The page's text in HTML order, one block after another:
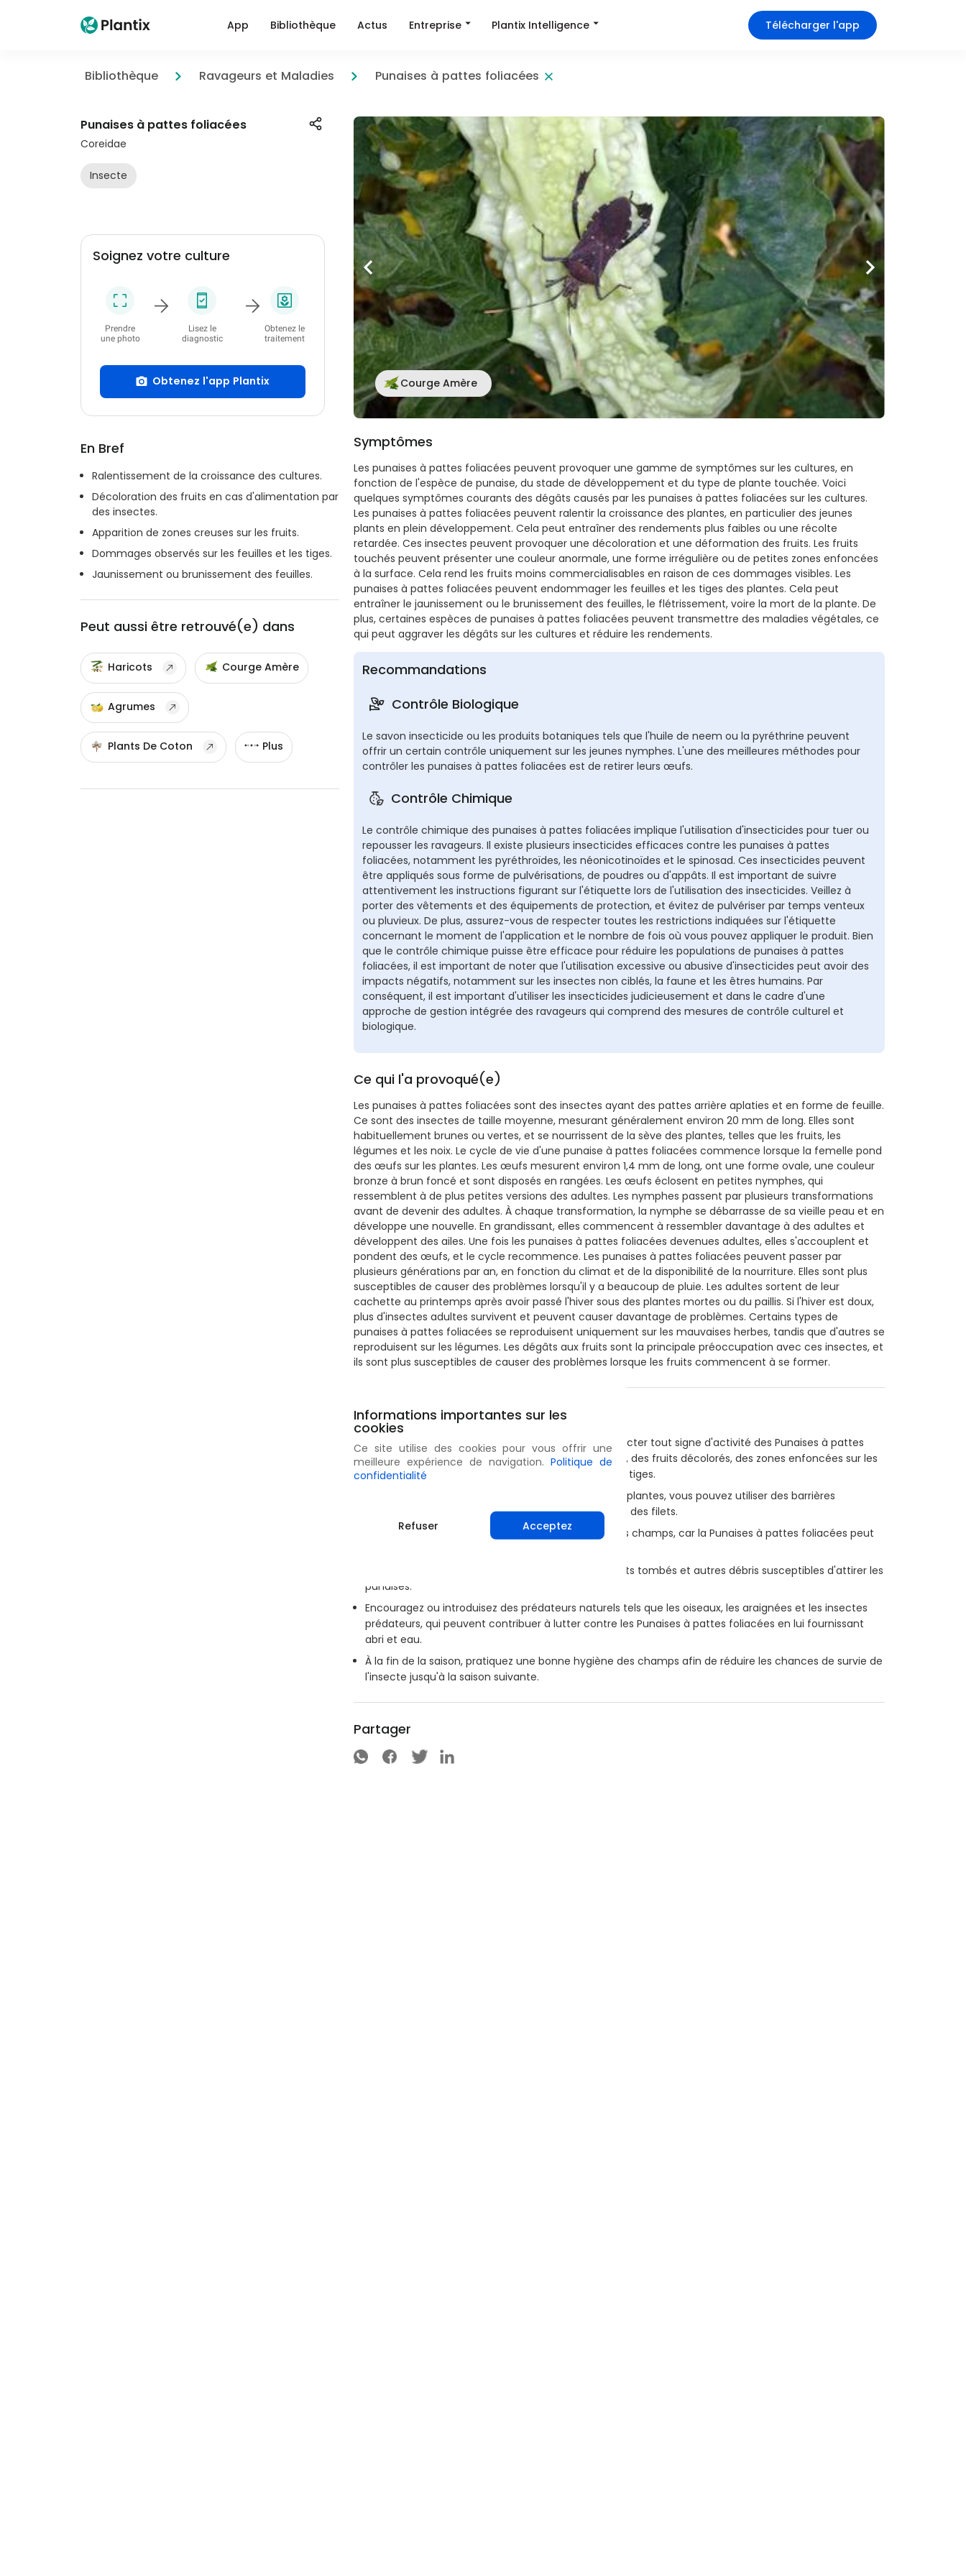
App Bibliothèque Actus Entreprise Plantix Intelligence Télécharger l'app
Bibliothèque Ravageurs et Maladies Punaises à pattes foliacées
Punaises à pattes foliacées
Coreidae
Insecte
Soignez votre culture
Prendre
une photo
Lisez le
diagnostic
Obtenez le
traitement
Obtenez l'app Plantix
En Bref
Ralentissement de la croissance des cultures.
Décoloration des fruits en cas d'alimentation par
des insectes.
Apparition de zones creuses sur les fruits.
Dommages observés sur les feuilles et les tiges.
Jaunissement ou brunissement des feuilles.
Peut aussi être retrouvé(e) dans
Haricots Courge Amère
Agrumes
Plants De Coton Plus
Courge Amère
Symptômes
Les punaises à pattes foliacées peuvent provoquer une gamme de symptômes sur les cultures, en
fonction de l'espèce de punaise, du stade de développement et du type de plante touchée. Voici
quelques symptômes courants des dégâts causés par les punaises à pattes foliacées sur les cultures.
Les punaises à pattes foliacées peuvent ralentir la croissance des plantes, en particulier des jeunes
plants en plein développement. Cela peut entraîner des rendements plus faibles ou une récolte
retardée. Ces insectes peuvent provoquer une décoloration et une déformation des fruits. Les fruits
touchés peuvent présenter une couleur anormale, une forme irrégulière ou de petites zones enfoncées
à la surface. Cela rend les fruits moins commercialisables en raison de ces dommages visibles. Les
punaises à pattes foliacées peuvent endommager les feuilles et les tiges des plantes. Cela peut
entraîner le jaunissement ou le brunissement des feuilles, le flétrissement, voire la mort de la plante. De
plus, certaines espèces de punaises à pattes foliacées peuvent transmettre des maladies végétales, ce
qui peut aggraver les dégâts sur les cultures et réduire les rendements.
Recommandations
Contrôle Biologique
Le savon insecticide ou les produits botaniques tels que l'huile de neem ou la pyréthrine peuvent
offrir un certain contrôle uniquement sur les jeunes nymphes. L'une des meilleures méthodes pour
contrôler les punaises à pattes foliacées est de retirer leurs œufs.
Contrôle Chimique
Le contrôle chimique des punaises à pattes foliacées implique l'utilisation d'insecticides pour tuer ou
repousser les ravageurs. Il existe plusieurs insecticides efficaces contre les punaises à pattes
foliacées, notamment les pyréthroïdes, les néonicotinoïdes et le spinosad. Ces insecticides peuvent
être appliqués sous forme de pulvérisations, de poudres ou d'appâts. Il est important de suivre
attentivement les instructions figurant sur l'étiquette lors de l'utilisation des insecticides. Veillez à
porter des vêtements et des équipements de protection, et évitez de pulvériser par temps venteux
ou pluvieux. De plus, assurez-vous de respecter toutes les restrictions indiquées sur l'étiquette
concernant le moment de l'application et le nombre de fois où vous pouvez appliquer le produit. Bien
que le contrôle chimique puisse être efficace pour réduire les populations de punaises à pattes
foliacées, il est important de noter que l'utilisation excessive ou abusive d'insecticides peut avoir des
impacts négatifs, notamment sur les insectes non ciblés, la faune et les êtres humains. Par
conséquent, il est important d'utiliser les insecticides judicieusement et dans le cadre d'une
approche de gestion intégrée des ravageurs qui comprend des mesures de contrôle culturel et
biologique.
Ce qui l'a provoqué(e)
Les punaises à pattes foliacées sont des insectes ayant des pattes arrière aplaties et en forme de feuille.
Ce sont des insectes de taille moyenne, mesurant généralement environ 20 mm de long. Elles sont
habituellement brunes ou vertes, et se nourrissent de la sève des plantes, telles que les fruits, les
légumes et les noix. Le cycle de vie d'une punaise à pattes foliacées commence lorsque la femelle pond
des œufs sur les plantes. Les œufs mesurent environ 1,4 mm de long, ont une forme ovale, une couleur
bronze à brun foncé et sont disposés en rangées. Les œufs éclosent en petites nymphes, qui
ressemblent à de plus petites versions des adultes. Les nymphes passent par plusieurs transformations
avant de devenir des adultes. À chaque transformation, la nymphe se débarrasse de sa vieille peau et en
développe une nouvelle. En grandissant, elles commencent à ressembler davantage à des adultes et
développent des ailes. Une fois les punaises à pattes foliacées devenues adultes, elles s'accouplent et
pondent des œufs, et le cycle recommence. Les punaises à pattes foliacées peuvent passer par
plusieurs générations par an, en fonction du climat et de la disponibilité de la nourriture. Elles sont plus
susceptibles de causer des problèmes lorsqu'il y a beaucoup de pluie. Les adultes sortent de leur
cachette au printemps après avoir passé l'hiver sous des plantes mortes ou du paillis. Si l'hiver est doux,
plus d'insectes adultes survivent et peuvent causer davantage de problèmes. Certains types de
punaises à pattes foliacées se reproduisent uniquement sur les mauvaises herbes, tandis que d'autres se
reproduisent sur les légumes. Les dégâts aux fruits sont la principale préoccupation avec ces insectes, et
ils sont plus susceptibles de causer des problèmes lorsque les fruits commencent à se former.
Mesures préventives
Effectuez régulièrement des vérifications pour détecter tout signe d'activité des Punaises à pattes
foliacées sur vos plantes, tels que des amas d'œufs, des fruits décolorés, des zones enfoncées sur les
fruits, ainsi que des dommages sur les feuilles et les tiges.
Pour éloigner les Punaises à pattes foliacées de vos plantes, vous pouvez utiliser des barrières
physiques telles que des couvertures de rangées ou des filets.
Assurez-vous de retirer les mauvaises herbes de vos champs, car la Punaises à pattes foliacées peut
Maintenez vos champs propres en éliminant les fruits tombés et autres débris susceptibles d'attirer les
punaises.
Encouragez ou introduisez des prédateurs naturels tels que les oiseaux, les araignées et les insectes
prédateurs, qui peuvent contribuer à lutter contre les Punaises à pattes foliacées en lui fournissant
abri et eau.
À la fin de la saison, pratiquez une bonne hygiène des champs afin de réduire les chances de survie de
l'insecte jusqu'à la saison suivante.
Partager
Informations importantes sur les
cookies
Ce site utilise des cookies pour vous offrir une
meilleure expérience de navigation. Politique de
confidentialité
Refuser Acceptez